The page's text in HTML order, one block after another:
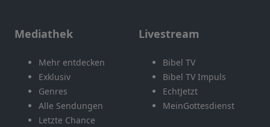
Mediathek
Mehr entdecken
Exklusiv
Genres
Alle Sendungen
Letzte Chance
Livestream
Bibel TV
Bibel TV Impuls
EchtJetzt
MeinGottesdienst